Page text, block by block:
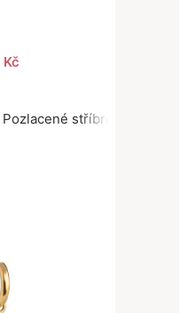
stříbro 925